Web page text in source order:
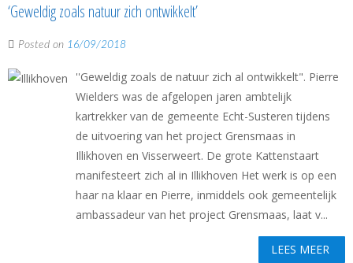
‘Geweldig zoals natuur zich ontwikkelt’
Posted on 16/09/2018
''Geweldig zoals de natuur zich al ontwikkelt". Pierre
Wielders was de afgelopen jaren ambtelijk
kartrekker van de gemeente Echt-Susteren tijdens
de uitvoering van het project Grensmaas in
Illikhoven en Visserweert. De grote Kattenstaart
manifesteert zich al in Illikhoven Het werk is op een
haar na klaar en Pierre, inmiddels ook gemeentelijk
ambassadeur van het project Grensmaas, laat v...
LEES MEER